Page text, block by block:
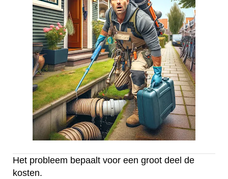
Het probleem bepaalt voor een groot deel de
kosten.